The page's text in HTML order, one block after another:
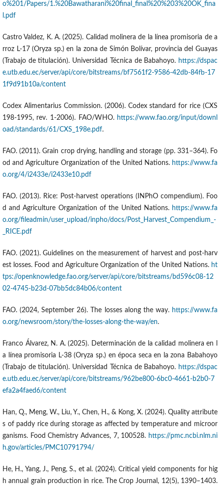
o%201/Papers/1.%20Bawatharani%20final_final%20%203%20OK_fina
l.pdf
Castro Valdez, K. A. (2025). Calidad molinera de la línea promisoria de a
rroz L-17 (Oryza sp.) en la zona de Simón Bolívar, provincia del Guayas
(Trabajo de titulación). Universidad Técnica de Babahoyo. https://dspac
e.utb.edu.ec/server/api/core/bitstreams/bf7561f2-9586-42db-84fb-17
1f9d91b10a/content
Codex Alimentarius Commission. (2006). Codex standard for rice (CXS
198-1995, rev. 1-2006). FAO/WHO. https://www.fao.org/input/downl
oad/standards/61/CXS_198e.pdf.
FAO. (2011). Grain crop drying, handling and storage (pp. 331–364). Fo
od and Agriculture Organization of the United Nations. https://www.fa
o.org/4/i2433e/i2433e10.pdf
FAO. (2013). Rice: Post-harvest operations (INPhO compendium). Foo
d and Agriculture Organization of the United Nations. https://www.fa
o.org/fileadmin/user_upload/inpho/docs/Post_Harvest_Compendium_-
_RICE.pdf
FAO. (2021). Guidelines on the measurement of harvest and post-harv
est losses. Food and Agriculture Organization of the United Nations. ht
tps://openknowledge.fao.org/server/api/core/bitstreams/bd596c08-12
02-4745-b23d-07bb5dc84b06/content
FAO. (2024, September 26). The losses along the way. https://www.fa
o.org/newsroom/story/the-losses-along-the-way/en.
Franco Álvarez, N. A. (2025). Determinación de la calidad molinera en l
a línea promisoria L-38 (Oryza sp.) en época seca en la zona Babahoyo
(Trabajo de titulación). Universidad Técnica de Babahoyo. https://dspac
e.utb.edu.ec/server/api/core/bitstreams/962be800-6bc0-4661-b2b0-7
efa2a4faed6/content
Han, Q., Meng, W., Liu, Y., Chen, H., & Kong, X. (2024). Quality attribute
s of paddy rice during storage as affected by temperature and microor
ganisms. Food Chemistry Advances, 7, 100528. https://pmc.ncbi.nlm.ni
h.gov/articles/PMC10791794/
He, H., Yang, J., Peng, S., et al. (2024). Critical yield components for hig
h annual grain production in rice. The Crop Journal, 12(5), 1390–1403.